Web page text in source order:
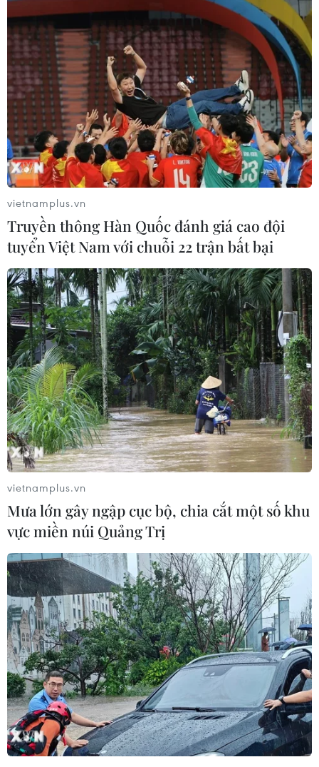
Hàn Quốc tái cơ cấu nguồn cung dầu thô,
giảm mạnh tỷ trọng từ Trung Đông
24/05/2026 08:03
Trong nỗ lực của chính phủ nhằm đa dạng hóa nguồn
cung, lượng dầu thô nhập khẩu từ Australia của Hàn
Quốc trong tháng 4 đã đạt 440.000 tấn, tăng 89% so
với cùng kỳ năm ngoái.
Tái cơ cấu ngành đóng tàu: Mong ngóng
nhà đầu tư cam kết đồng hành lâu dài
10/04/2026 02:11
Các doanh nghiệp đóng tàu mong muốn Nhà nước
chọn nhà đầu tư có năng lực tài chính và kinh nghiệm
trong lĩnh vực đóng tàu, cam kết đồng hành lâu dài,
không mang tính ngắn hạn hoặc mua bán lại.
vietnamplus.vn
Truyền thông Hàn Quốc đánh giá cao đội
tuyển Việt Nam với chuỗi 22 trận bất bại
vietnamplus.vn
Mưa lớn gây ngập cục bộ, chia cắt một số khu
vực miền núi Quảng Trị